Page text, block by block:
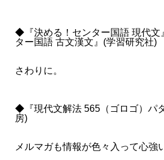
◆『決める！センター国語 現代文
ター国語 古文漢文』(学習研究社)
さわりに。
◆『現代文解法 565（ゴロゴ）パ
房)
メルマガも情報が色々入って心強